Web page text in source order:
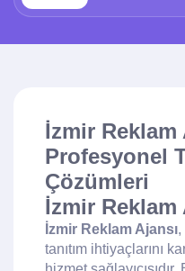
İzmir Reklam
Profesyonel
Çözümleri
İzmir Reklam
İzmir Reklam Ajansı,
tanıtım ihtiyaçlarını